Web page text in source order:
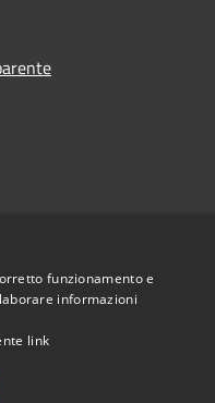
di Motta San Giovanni
funzionamento e
informazioni
link